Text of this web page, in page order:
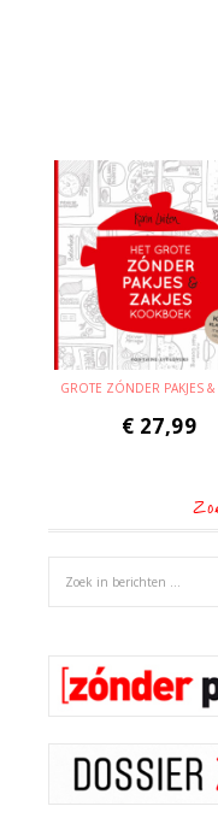
GROTE ZÓNDER PAKJES &
€ 27,99